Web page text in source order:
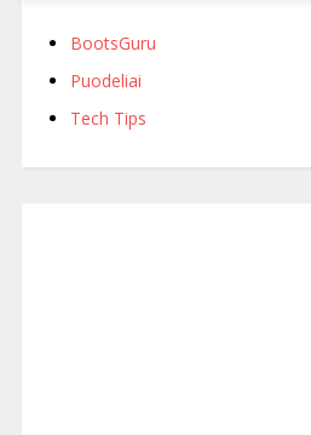
BootsGuru
Puodeliai
Tech Tips